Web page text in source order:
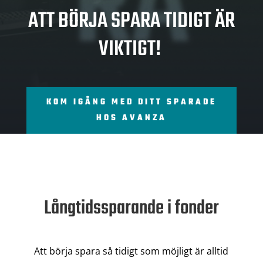
ATT BÖRJA SPARA TIDIGT ÄR
VIKTIGT!
KOM IGÅNG MED DITT SPARADE
HOS AVANZA
Långtidssparande i fonder
Att börja spara så tidigt som möjligt är alltid